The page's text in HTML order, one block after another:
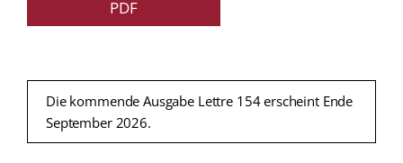
PDF
Die kommende Ausgabe Lettre 154 erscheint Ende
September 2026.